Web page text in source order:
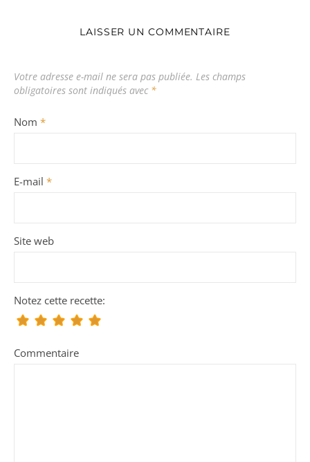
LAISSER UN COMMENTAIRE
Votre adresse e-mail ne sera pas publiée. Les champs
obligatoires sont indiqués avec *
Nom *
E-mail *
Site web
Notez cette recette:
Commentaire